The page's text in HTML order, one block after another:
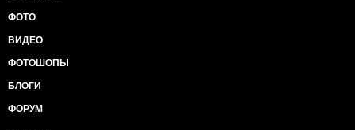
ФОТО
ВИДЕО
ФОТОШОПЫ
БЛОГИ
ФОРУМ